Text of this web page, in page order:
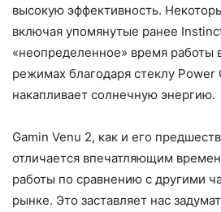
высокую эффективность.
включая упомянутые ранее
«неопределенное» время работы
режимах благодаря стеклу Power
накапливает солнечную энергию.
Gamin Venu 2, как и его
отличается впечатляющим
работы по сравнению с другими
рынке. Это заставляет нас